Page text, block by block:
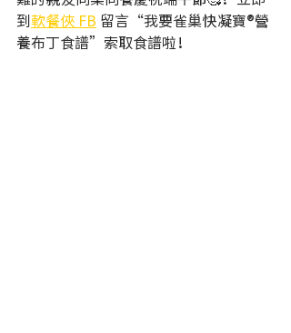
到軟餐俠 FB 留言“我要雀巢快凝寶®營
養布丁食譜”索取食譜啦！